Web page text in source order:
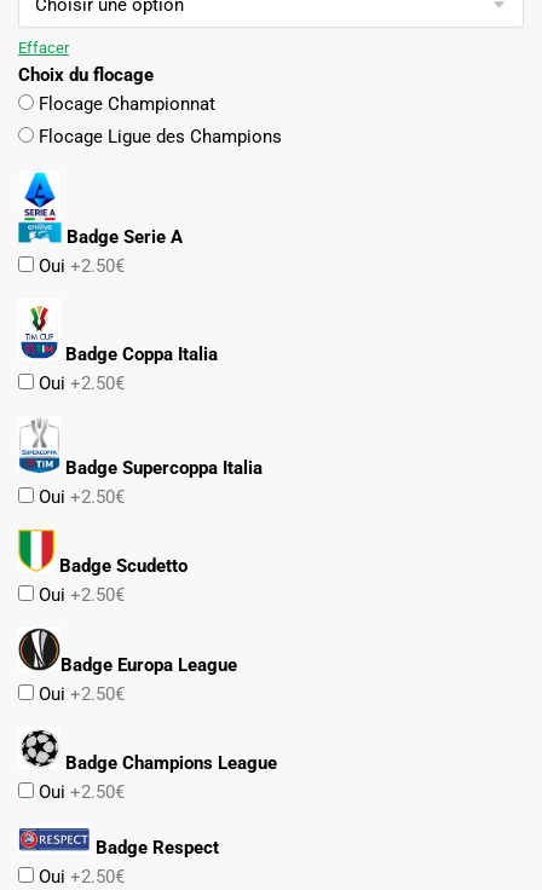
était :
est :
Effacer
Choix du flocage
Flocage Championnat
Flocage Ligue des Champions
Badge Serie A
Oui +2.50€
Badge Coppa Italia
Oui +2.50€
Badge Supercoppa Italia
Oui +2.50€
Badge Scudetto
Oui +2.50€
Badge Europa League
Oui +2.50€
Badge Champions League
Oui +2.50€
Badge Respect
Oui +2.50€